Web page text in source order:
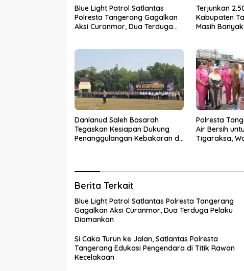
Blue Light Patrol Satlantas
Polresta Tangerang Gagalkan
Aksi Curanmor, Dua Terduga
Terjunkan
Kabupaten
Masih
Danlanud Saleh Basarah
Tegaskan Kesiapan Dukung
Penanggulangan Kebakaran di
Polresta
Air Bersih
Tigaraksa,
Berita Terkait
Blue Light Patrol Satlantas Polresta Tangerang
Gagalkan Aksi Curanmor, Dua Terduga Pelaku
Diamankan
Si Caka Turun ke Jalan, Satlantas Polresta
Tangerang Edukasi Pengendara di Titik Rawan
Kecelakaan